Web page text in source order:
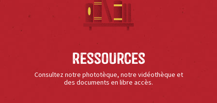
Ressources
Consultez notre phototèque, notre vidéothèque et
des documents en libre accès.